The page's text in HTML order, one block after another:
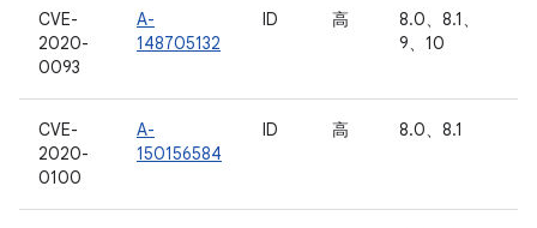
CVE-
2020-
0093
A-
148705132
ID 高
8.0、8.1、
9、10
CVE-
2020-
0100
A-
150156584
ID 高 8.0、8.1